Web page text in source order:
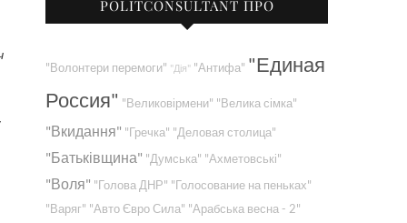
POLITCONSULTANT ПРО
"Волонтери перемоги" "Дія" "Антифа" "Единая
Россия" "Великовірмени" "Велика сімка"
"Вкидання" "Гречка" "Деловая столица"
"Батьківщина" "Думська" "Ахметовські"
"Воля" "Голова ДНР" "Голосование на пеньках"
"Варяг" "Авто Євро Сила" "Арабська весна - 2"